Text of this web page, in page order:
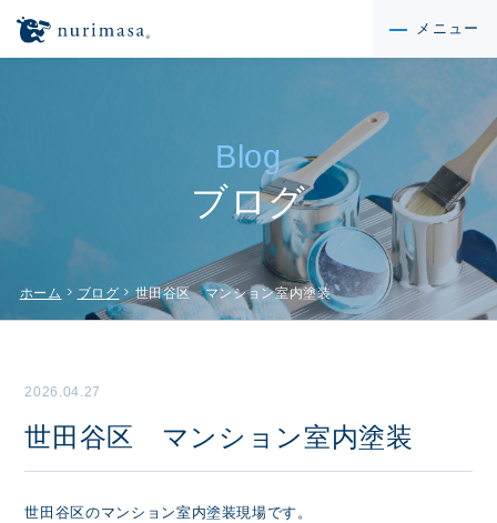
メニュー
Blog
ブログ
ホーム chevron_right ブログ chevron_right世田谷区 マンション室内塗装
2026.04.27
世田谷区 マンション室内塗装
世田谷区のマンション室内塗装現場です。